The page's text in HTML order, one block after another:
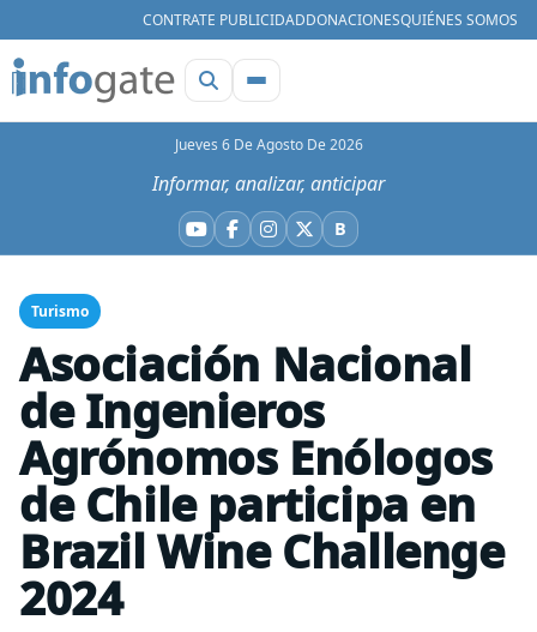
CONTRATE PUBLICIDADDONACIONESQUIÉNES SOMOS
Jueves 6 De Agosto De 2026
Informar, analizar, anticipar
YouTube
Facebook
Instagram
X BBluesky
Turismo
Asociación Nacional
de Ingenieros
Agrónomos Enólogos
de Chile participa en
Brazil Wine Challenge
2024